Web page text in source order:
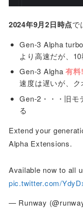
2024年9月2日時点で
Gen-3 Alpha
より高速だが、
Gen-3 Algha有料!
速度は遅いが、
Gen-2・・・旧モ
る
Extend your
Alpha Extensions.
Available now to all
pic.twitter.com/
— Runway